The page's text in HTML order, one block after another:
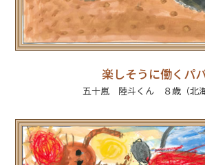
楽しそうに働くパ
五十嵐 陸斗くん ８歳（北海